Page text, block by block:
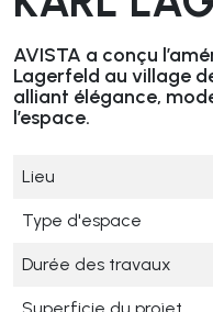
AVISTA a conçu
Lagerfeld au village
alliant élégance,
l’espace.
Lieu
Type d'espace
Durée des travaux